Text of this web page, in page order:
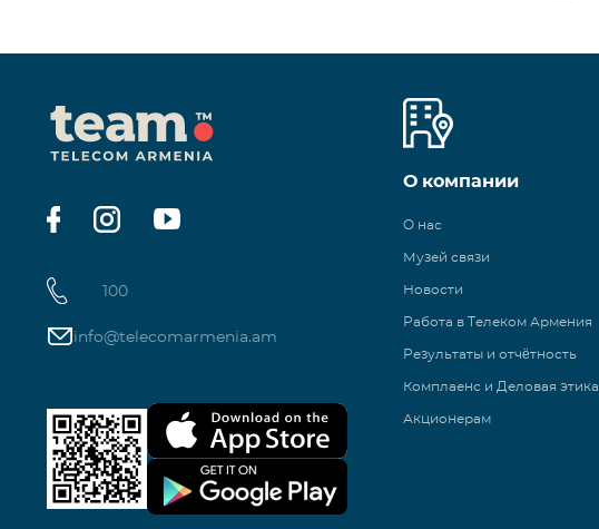
100
info@telecomarmenia.am
О компании
О нас
Музей связи
Новости
Работа в Телеком Армения
Результаты и отчётность
Комплаенс и Деловая этика
Акционерам